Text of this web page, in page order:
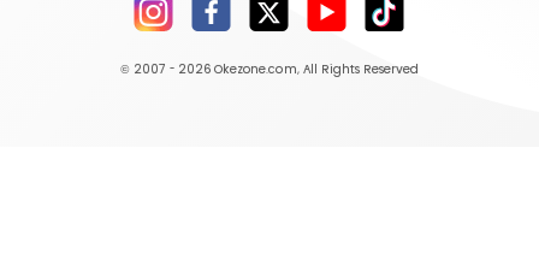
© 2007 - 2026 Okezone.com, All Rights Reserved